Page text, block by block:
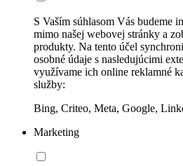
S Vaším súhlasom Vás budeme
mimo našej webovej stránky a
produkty. Na tento účel
osobné údaje s nasledujúcimi
využívame ich online reklamné
služby:
Bing, Criteo, Meta, Google,
Marketing